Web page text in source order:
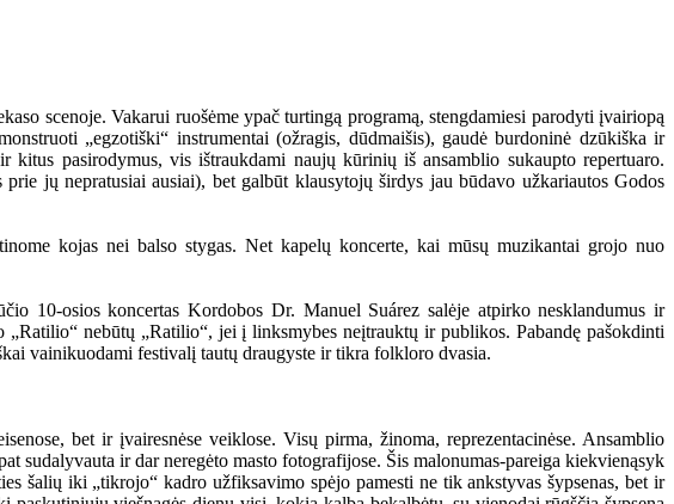
scenoje. Vakarui ruošėme ypač turtingą programą, stengdamiesi parodyti įvairiopą
„egzotiški“ instrumentai (ožragis, dūdmaišis), gaudė burdoninė dzūkiška ir
pasirodymus, vis ištraukdami naujų kūrinių iš ansamblio sukaupto repertuaro.
jų nepratusiai ausiai), bet galbūt klausytojų širdys jau būdavo užkariautos Godos
kojas nei balso stygas. Net kapelų koncerte, kai mūsų muzikantai grojo nuo
10-osios koncertas Kordobos Dr. Manuel Suárez salėje atpirko nesklandumus ir
nebūtų „Ratilio“, jei į linksmybes neįtrauktų ir publikos. Pabandę pašokdinti
vainikuodami festivalį tautų draugyste ir tikra folkloro dvasia.
bet ir įvairesnėse veiklose. Visų pirma, žinoma, reprezentacinėse. Ansamblio
sudalyvauta ir dar neregėto masto fotografijose. Šis malonumas-pareiga kiekvienąsyk
šalių iki „tikrojo“ kadro užfiksavimo spėjo pamesti ne tik ankstyvas šypsenas, bet ir